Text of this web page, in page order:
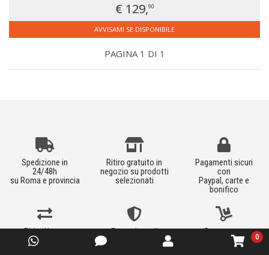
€ 129,90
AVVISAMI SE DISPONIBILE
PAGINA 1 DI 1
Spedizione in
24/48h
su Roma e provincia
Ritiro gratuito in
negozio su prodotti
selezionati
Pagamenti sicuri
con
Paypal, carte e
bonifico
Ritiro Usato
Estensione di
Consegna e
installazione
al piano
0